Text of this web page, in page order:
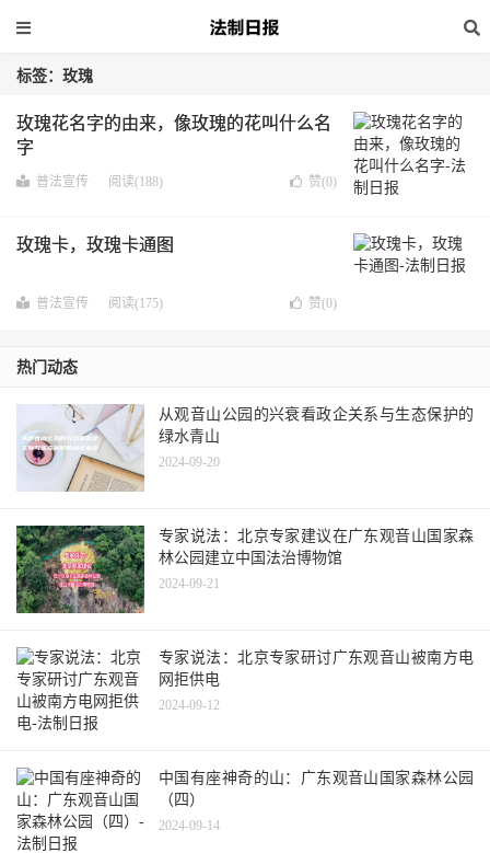
标签：玫瑰
玫瑰花名字的由来，像玫瑰的花叫什么名
字
普法宣传 阅读(188) 赞(0)
玫瑰卡，玫瑰卡通图
普法宣传 阅读(175) 赞(0)
热门动态
从观音山公园的兴衰看政企关系与生态保护的
绿水青山
2024-09-20
专家说法：北京专家建议在广东观音山国家森
林公园建立中国法治博物馆
2024-09-21
专家说法：北京专家研讨广东观音山被南方电
网拒供电
2024-09-12
中国有座神奇的山：广东观音山国家森林公园
（四）
2024-09-14